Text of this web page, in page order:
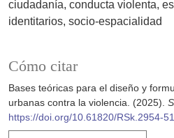
ciudadanía conducta violenta
identitarios socio-espacialidad
Cómo citar
Bases teóricas para el diseño y
urbanas contra la violencia. (2025).
https://doi.org/10.61820/RSk.2954-